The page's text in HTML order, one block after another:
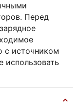
Перед
с источником
использовать